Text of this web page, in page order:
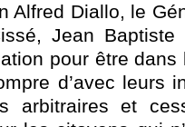
Alfred Diallo, le
Jean
pour être dans
d’avec leurs
arbitraires et